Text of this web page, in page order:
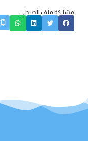
مشاركة ملف الصيدلي: